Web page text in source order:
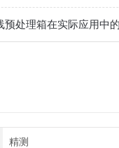
预处理箱在实际应用中
精测